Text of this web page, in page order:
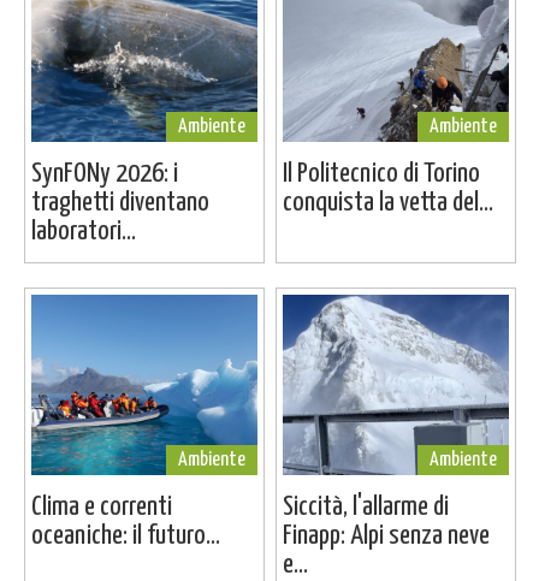
Ambiente
SynFONy 2026: i
traghetti diventano
laboratori...
Ambiente
Il Politecnico di Torino
conquista la vetta del...
Ambiente
Clima e correnti
oceaniche: il futuro...
Ambiente
Siccità, l'allarme di
Finapp: Alpi senza neve
e...